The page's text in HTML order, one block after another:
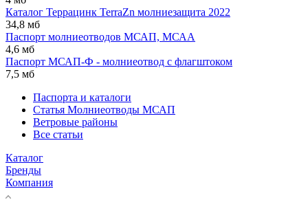
Каталог Террацинк TerraZn молниезащита 2022
34,8 мб
Паспорт молниеотводов МСАП, МСАА
4,6 мб
Паспорт МСАП-Ф - молниеотвод с флагштоком
7,5 мб
Паспорта и каталоги
Статья Молниеотводы МСАП
Ветровые районы
Все статьи
Каталог
Бренды
Компания